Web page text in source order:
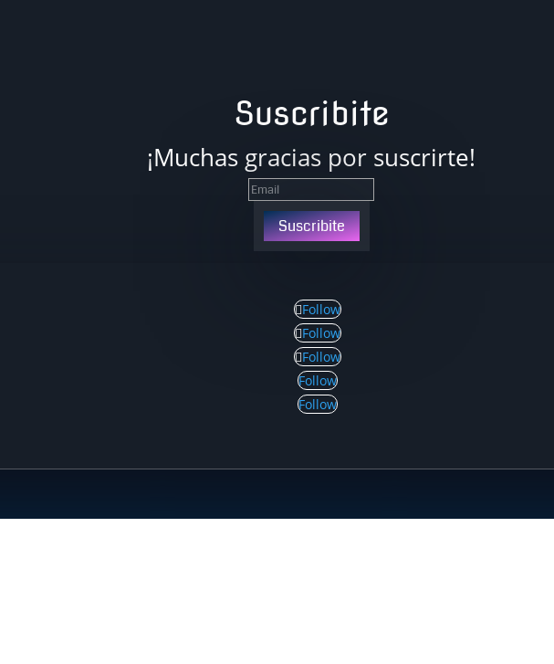
Suscribite
¡Muchas gracias por suscrirte!
Suscribite
Follow
Follow
Follow
Follow
Follow